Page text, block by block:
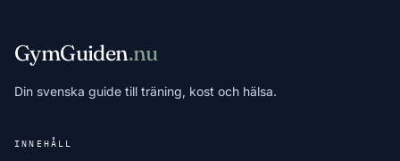
GymGuiden.nu
Din svenska guide till träning, kost och hälsa.
INNEHÅLL